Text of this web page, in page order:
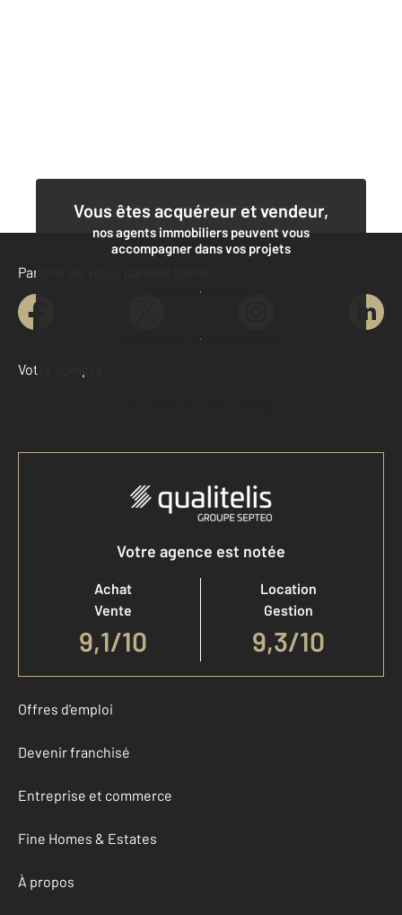
Vous êtes acquéreur et vendeur,
nos agents immobiliers peuvent vous
accompagner dans vos projets
Contacter l'agence
Demander une estimation
Parlons de vous, parlons biens
Votre compte :
Accéder à mon compte
Votre agence est notée
Achat
Vente
9,1/10
Location
Gestion
9,3/10
Offres d'emploi
Devenir franchisé
Entreprise et commerce
Fine Homes & Estates
À propos